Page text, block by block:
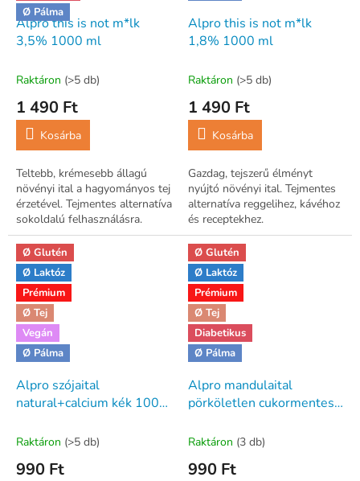
Ø Pálma
Alpro this is not m*lk
3,5% 1000 ml
Raktáron (>5 db)
1 490 Ft
Kosárba
Teltebb, krémesebb állagú
növényi ital a hagyományos tej
érzetével. Tejmentes alternatíva
sokoldalú felhasználásra.
Alpro this is not m*lk
1,8% 1000 ml
Raktáron (>5 db)
1 490 Ft
Kosárba
Gazdag, tejszerű élményt
nyújtó növényi ital. Tejmentes
alternatíva reggelihez, kávéhoz
és receptekhez.
Ø Glutén
Ø Laktóz
Prémium
Ø Tej
Vegán
Ø Pálma
Alpro szójaital
natural+calcium kék 1000
Raktáron (>5 db)
990 Ft
Ø Glutén
Ø Laktóz
Prémium
Ø Tej
Diabetikus
Ø Pálma
Alpro mandulaital
pörköletlen cukormentes
Raktáron (3 db)
990 Ft